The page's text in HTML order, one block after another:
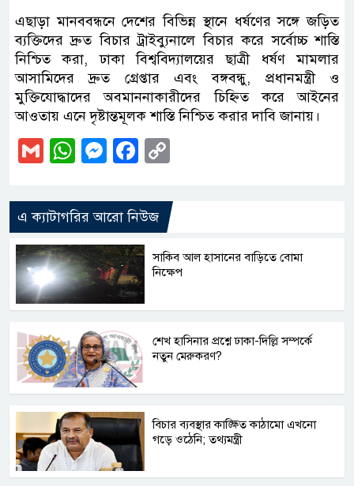
এছাড়া মানববন্ধনে দেশের বিভিন্ন স্থানে ধর্ষণের সঙ্গে জড়িত
ব্যক্তিদের দ্রুত বিচার ট্রাইব্যুনালে বিচার করে সর্বোচ্চ শাস্তি
নিশ্চিত করা, ঢাকা বিশ্ববিদ্যালয়ের ছাত্রী ধর্ষণ মামলার
আসামিদের দ্রুত গ্রেপ্তার এবং বঙ্গবন্ধু, প্রধানমন্ত্রী ও
মুক্তিযোদ্ধাদের অবমাননাকারীদের চিহ্নিত করে আইনের
আওতায় এনে দৃষ্টান্তমূলক শাস্তি নিশ্চিত করার দাবি জানায়।
GmailWhatsApp
Messenger
Facebook
এ ক্যাটাগরির আরো নিউজ
সাকিব আল হাসানের বাড়িতে বোমা
নিক্ষেপ
শেখ হাসিনার প্রশ্নে ঢাকা-দিল্লি সম্পর্কে
নতুন মেরুকরণ?
বিচার ব্যবস্থার কাঙ্ক্ষিত কাঠামো এখনো
গড়ে ওঠেনি; তথ্যমন্ত্রী